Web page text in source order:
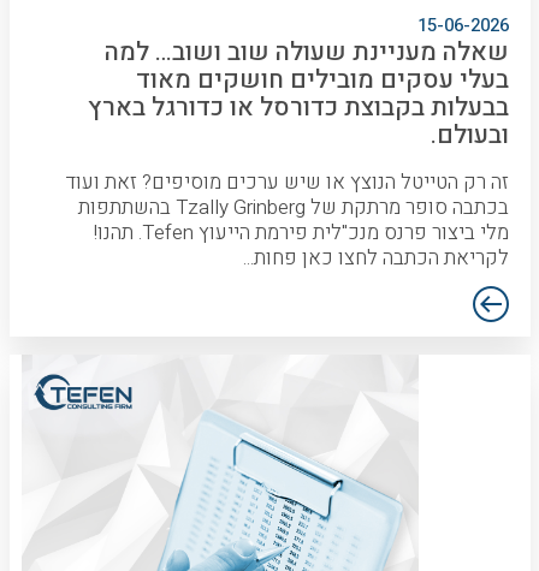
15-06-2026
שאלה מעניינת שעולה שוב ושוב… למה
בעלי עסקים מובילים חושקים מאוד
בבעלות בקבוצת כדורסל או כדורגל בארץ
ובעולם.
זה רק הטייטל הנוצץ או שיש ערכים מוסיפים? זאת ועוד
בכתבה סופר מרתקת של Tzally Grinberg בהשתתפות
מלי ביצור פרנס מנכ"לית פירמת הייעוץ Tefen. תהנו!
לקריאת הכתבה לחצו כאן פחות...